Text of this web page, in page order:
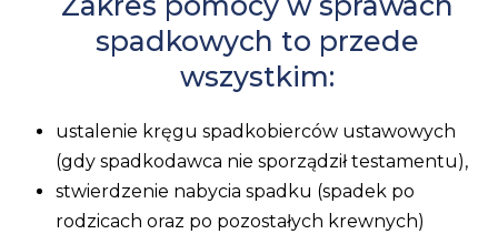
spadkowych to przede
wszystkim:
ustalenie kręgu spadkobierców ustawowych
(gdy spadkodawca nie sporządził testamentu),
stwierdzenie nabycia spadku (spadek po
rodzicach oraz po pozostałych krewnych)